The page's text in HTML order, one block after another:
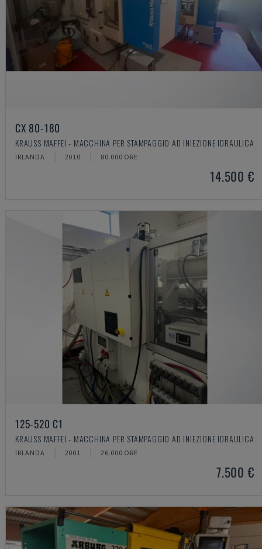
CX 80-180
KRAUSS MAFFEI - MACCHINA PER STAMPAGGIO AD INIEZIONE IDRAULICA
IRLANDA 2010 80.000 ORE
14.500 €
125-520 C1
KRAUSS MAFFEI - MACCHINA PER STAMPAGGIO AD INIEZIONE IDRAULICA
IRLANDA 2001 26.000 ORE
7.500 €